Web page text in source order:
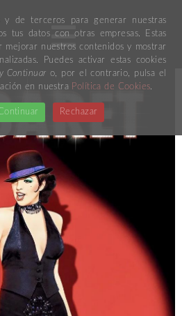
y de terceros para generar nuestras
tus datos con otras empresas. Estas
mejorar nuestros contenidos y mostrar
Puedes activar estas cookies
Continuar o, por el contrario, pulsa el
en nuestra Política de Cookies
Rechazar